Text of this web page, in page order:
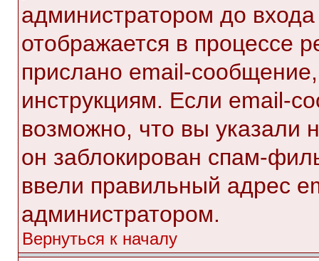
администратором до
отображается в процессе
прислано email-
инструкциям. Если email-
возможно, что вы указали
он заблокирован спам-
ввели правильный адрес
администратором.
Вернуться к началу